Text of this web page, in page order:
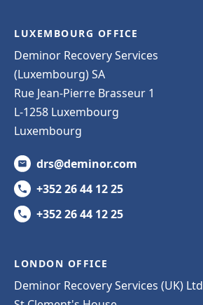
LUXEMBOURG OFFICE
Deminor Recovery Services
(Luxembourg) SA
Rue Jean-Pierre Brasseur 1
L-1258 Luxembourg
Luxembourg
drs@deminor.com
+352 26 44 12 25
+352 26 44 12 25
LONDON OFFICE
Deminor Recovery Services (UK) Ltd